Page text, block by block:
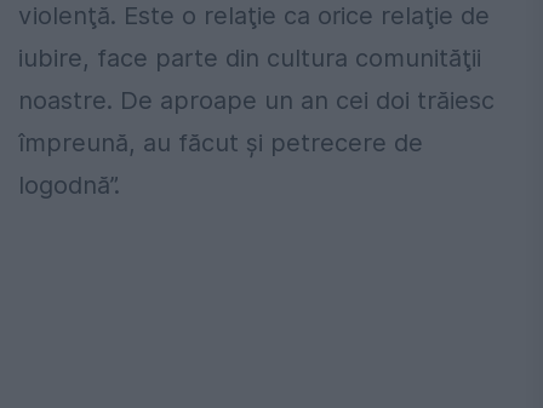
violenţă. Este o relaţie ca orice relaţie de
iubire, face parte din cultura comunităţii
noastre. De aproape un an cei doi trăiesc
împreună, au făcut şi petrecere de
logodnă”.